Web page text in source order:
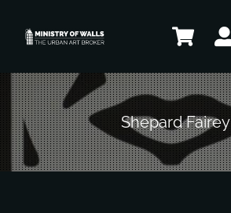
Inhalt
Künstler
Shop
Shepard Fairey